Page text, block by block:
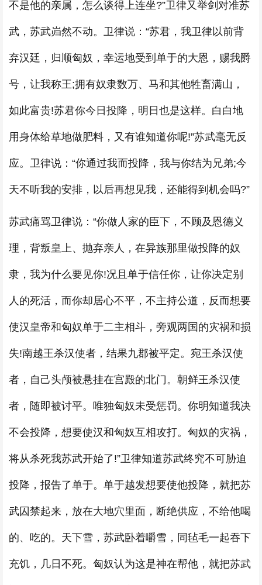
不是他的亲属，怎么谈得上连坐?”卫律又举剑对准苏
武，苏武岿然不动。卫律说：“苏君，我卫律以前背
弃汉廷，归顺匈奴，幸运地受到单于的大恩，赐我爵
号，让我称王;拥有奴隶数万、马和其他牲畜满山，
如此富贵!苏君你今日投降，明日也是这样。白白地
用身体给草地做肥料，又有谁知道你呢!”苏武毫无反
应。卫律说：“你通过我而投降，我与你结为兄弟;今
天不听我的安排，以后再想见我，还能得到机会吗?”
苏武痛骂卫律说：“你做人家的臣下，不顾及恩德义
理，背叛皇上、抛弃亲人，在异族那里做投降的奴
隶，我为什么要见你!况且单于信任你，让你决定别
人的死活，而你却居心不平，不主持公道，反而想要
使汉皇帝和匈奴单于二主相斗，旁观两国的灾祸和损
失!南越王杀汉使者，结果九郡被平定。宛王杀汉使
者，自己头颅被悬挂在宫殿的北门。朝鲜王杀汉使
者，随即被讨平。唯独匈奴未受惩罚。你明知道我决
不会投降，想要使汉和匈奴互相攻打。匈奴的灾祸，
将从杀死我苏武开始了!”卫律知道苏武终究不可胁迫
投降，报告了单于。单于越发想要使他投降，就把苏
武囚禁起来，放在大地穴里面，断绝供应，不给他喝
的、吃的。天下雪，苏武卧着嚼雪，同毡毛一起吞下
充饥，几日不死。匈奴认为这是神在帮他，就把苏武